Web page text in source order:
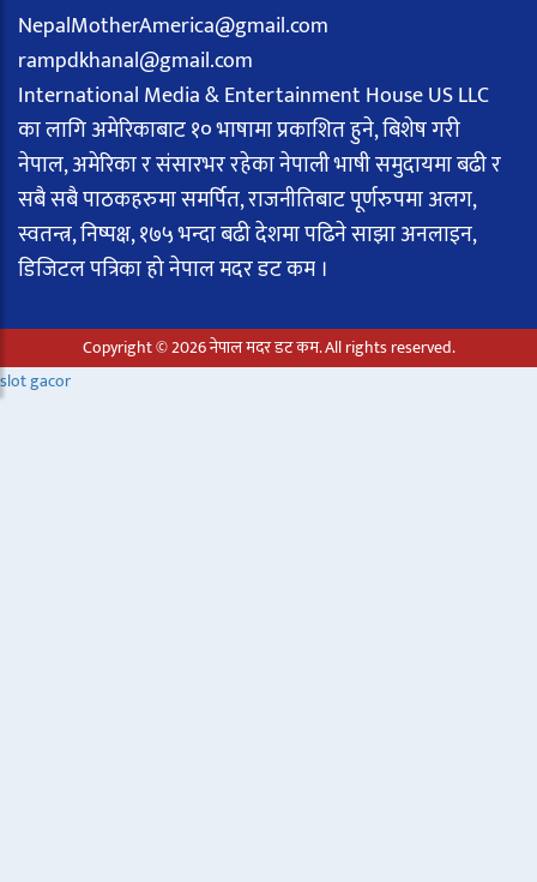
NepalMotherAmerica@gmail.com
rampdkhanal@gmail.com
International Media & Entertainment House US LLC
का लागि अमेरिकाबाट १० भाषामा प्रकाशित हुने, बिशेष गरी
नेपाल, अमेरिका र संसारभर रहेका नेपाली भाषी समुदायमा बढी र
सबै सबै पाठकहरुमा समर्पित, राजनीतिबाट पूर्णरुपमा अलग,
स्वतन्त्र, निष्पक्ष, १७५ भन्दा बढी देशमा पढिने साझा अनलाइन,
डिजिटल पत्रिका हो नेपाल मदर डट कम ।
Copyright © 2026 नेपाल मदर डट कम. All rights reserved.
slot gacor